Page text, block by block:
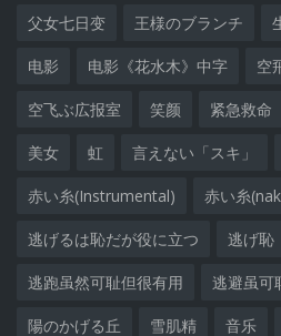
父女七日变 王様のブランチ
电影 电影《花水木》中字 空
空飞ぶ広报室 笑颜 紧急救命
美女 虹 言えない「スキ」
赤い糸(Instrumental) 赤い糸
逃げるは恥だが役に立つ 逃げ恥
逃跑虽然可耻但很有用 逃避虽可
陽のかげる丘 雪肌精 音乐